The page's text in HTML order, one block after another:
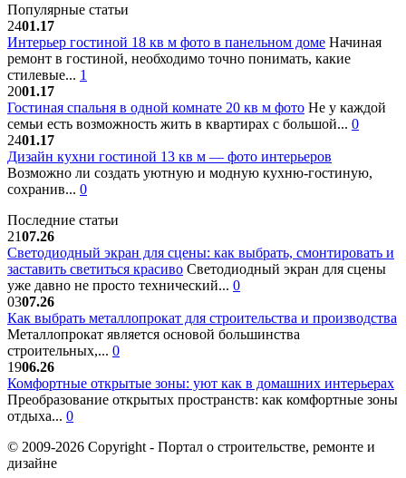
Популярные статьи
2401.17
Интерьер гостиной 18 кв м фото в панельном доме Начиная
ремонт в гостиной, необходимо точно понимать, какие
стилевые... 1
2001.17
Гостиная спальня в одной комнате 20 кв м фото Не у каждой
семьи есть возможность жить в квартирах с большой... 0
2401.17
Дизайн кухни гостиной 13 кв м — фото интерьеров
Возможно ли создать уютную и модную кухню-гостиную,
сохранив... 0
Последние статьи
2107.26
Светодиодный экран для сцены: как выбрать, смонтировать и
заставить светиться красиво Светодиодный экран для сцены
уже давно не просто технический... 0
0307.26
Как выбрать металлопрокат для строительства и производства
Металлопрокат является основой большинства
строительных,... 0
1906.26
Комфортные открытые зоны: уют как в домашних интерьерах
Преобразование открытых пространств: как комфортные зоны
отдыха... 0
© 2009-2026 Copyright - Портал о строительстве, ремонте и
дизайне